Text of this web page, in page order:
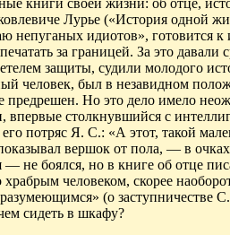
книги своей жизни: об отце,
Лурье («История одной
непуганых идиотов», готовится
за границей. За это давали
защиты, судили молодого
человек, был в незавидном
предрешен. Но это дело имело
впервые столкнувшийся с
потряс Я. С.: «А этот, такой
вершок от пола, — в
— не боялся, но в книге об отце
человеком, скорее
(о заступничестве
сидеть в шкафу?